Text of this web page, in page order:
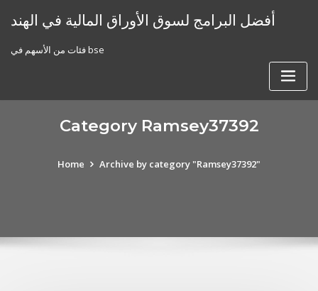
أفضل البرامج لسوق الأوراق المالية في الهند
فئات من الأسهم في bse
Category Ramsey37392
Home Archive by category "Ramsey37392"